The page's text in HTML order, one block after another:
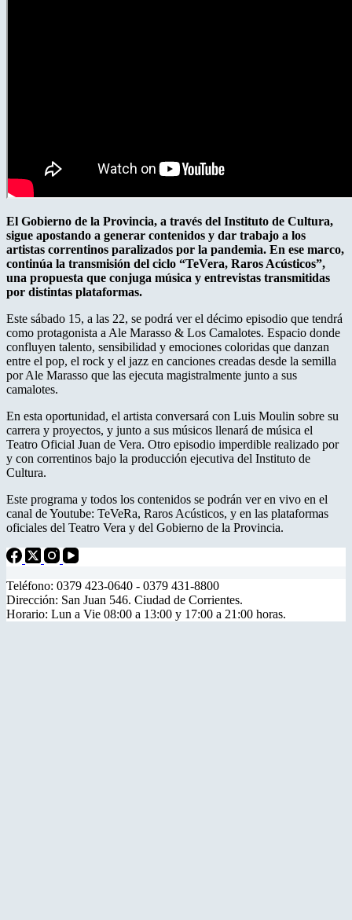
El Gobierno de la Provincia, a través del Instituto de Cultura,
sigue apostando a generar contenidos y dar trabajo a los
artistas correntinos paralizados por la pandemia. En ese marco,
continúa la transmisión del ciclo “TeVera, Raros Acústicos”,
una propuesta que conjuga música y entrevistas transmitidas
por distintas plataformas.
Este sábado 15, a las 22, se podrá ver el décimo episodio que tendrá
como protagonista a Ale Marasso & Los Camalotes. Espacio donde
confluyen talento, sensibilidad y emociones coloridas que danzan
entre el pop, el rock y el jazz en canciones creadas desde la semilla
por Ale Marasso que las ejecuta magistralmente junto a sus
camalotes.
En esta oportunidad, el artista conversará con Luis Moulin sobre su
carrera y proyectos, y junto a sus músicos llenará de música el
Teatro Oficial Juan de Vera. Otro episodio imperdible realizado por
y con correntinos bajo la producción ejecutiva del Instituto de
Cultura.
Este programa y todos los contenidos se podrán ver en vivo en el
canal de Youtube: TeVeRa, Raros Acústicos, y en las plataformas
oficiales del Teatro Vera y del Gobierno de la Provincia.
Teléfono: 0379 423-0640 - 0379 431-8800
Dirección: San Juan 546. Ciudad de Corrientes.
Horario: Lun a Vie 08:00 a 13:00 y 17:00 a 21:00 horas.